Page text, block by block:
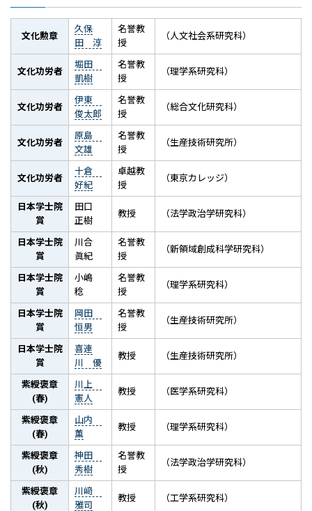
文化勲章
久保
田 淳
名誉教
授
（人文社会系研究科）
文化功労者
堀田
凱樹
名誉教
授
（理学系研究科）
文化功労者
伊東
俊太郎
名誉教
授
（総合文化研究科）
文化功労者
原島
文雄
名誉教
授
（生産技術研究所）
文化功労者
十倉
好紀
卓越教
授
（東京カレッジ）
日本学士院
賞
田口
正樹
教授 （法学政治学研究科）
日本学士院
賞
川合
眞紀
名誉教
授
（新領域創成科学研究科）
日本学士院
賞
小嶋
稔
名誉教
授
（理学系研究科）
日本学士院
賞
岡田
恒男
名誉教
授
（生産技術研究所）
日本学士院
賞
喜連
川 優
教授 （生産技術研究所）
紫綬褒章
(春)
川上
憲人
教授 （医学系研究科）
紫綬褒章
(春)
山内
薫
教授 （理学系研究科）
紫綬褒章
(秋)
神田
秀樹
名誉教
授
（法学政治学研究科）
紫綬褒章
(秋)
川﨑
雅司
教授 （工学系研究科）